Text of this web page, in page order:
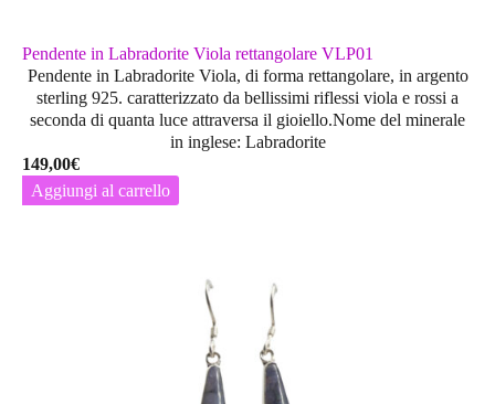
Pendente in Labradorite Viola rettangolare VLP01
Pendente in Labradorite Viola, di forma rettangolare, in argento
sterling 925. caratterizzato da bellissimi riflessi viola e rossi a
seconda di quanta luce attraversa il gioiello.Nome del minerale
in inglese: Labradorite
149,00€
Aggiungi al carrello